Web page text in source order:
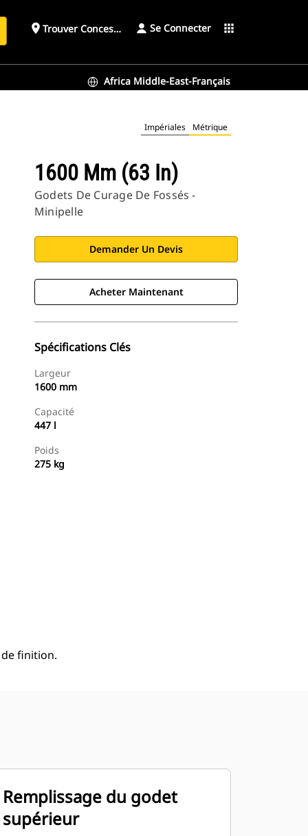
place Trouver ConcessionnaireSe Connecter apps
Africa Middle-East-Français
Impériales Métrique
1600 Mm (63 In)
Godets De Curage De Fossés -
Minipelle
Demander Un Devis
Acheter Maintenant
Spécifications Clés
Largeur
1600 mm
Capacité
447 l
Poids
275 kg
finition.
Remplissage du godet
supérieur